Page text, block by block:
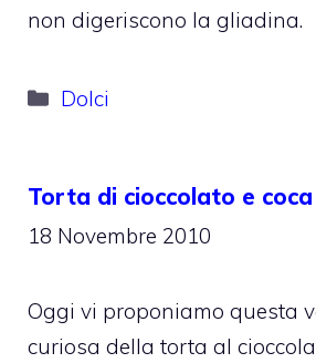
non digeriscono la gliadina.
Categorie
Dolci
Torta di cioccolato e
18 Novembre 2010
Oggi vi proponiamo questa
curiosa della torta al